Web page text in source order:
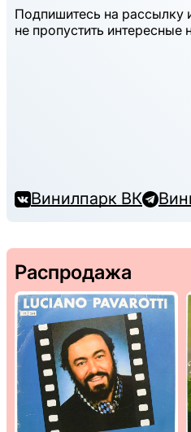
Подпишитесь на рассылку
не пропустить
Винилпарк ВК
Распродажа